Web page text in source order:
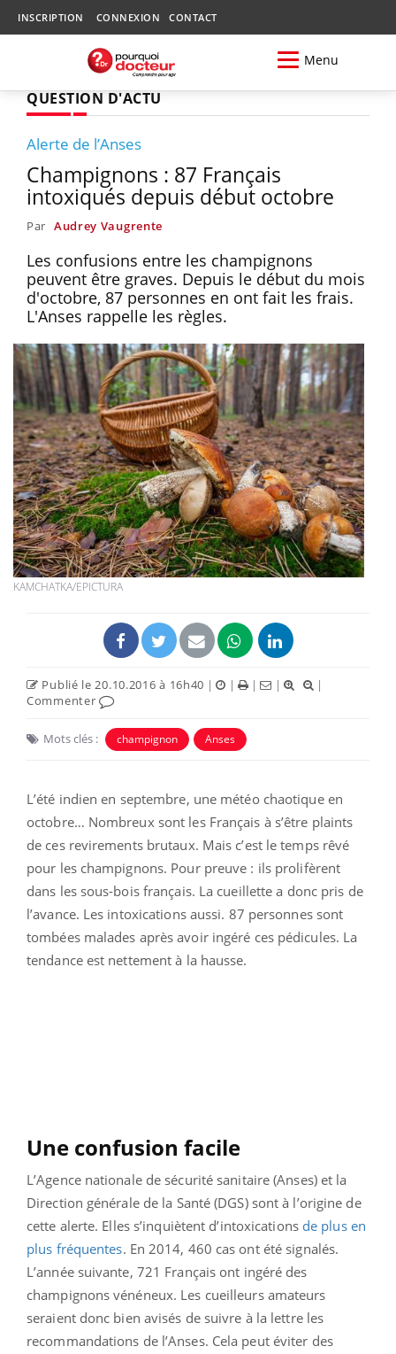
INSCRIPTION CONNEXION CONTACT
Menu
QUESTION D'ACTU
Alerte de l’Anses
Champignons : 87 Français
intoxiqués depuis début octobre
Par Audrey Vaugrente
Les confusions entre les champignons
peuvent être graves. Depuis le début du mois
d'octobre, 87 personnes en ont fait les frais.
L'Anses rappelle les règles.
KAMCHATKA/EPICTURA
Publié le 20.10.2016 à 16h40 | | | |
|
Commenter
Mots clés : champignon Anses
L’été indien en septembre, une météo chaotique en
octobre… Nombreux sont les Français à s’être plaints
de ces revirements brutaux. Mais c’est le temps rêvé
pour les champignons. Pour preuve : ils prolifèrent
dans les sous-bois français. La cueillette a donc pris de
l’avance. Les intoxications aussi. 87 personnes sont
tombées malades après avoir ingéré ces pédicules. La
tendance est nettement à la hausse.
Une confusion facile
L’Agence nationale de sécurité sanitaire (Anses) et la
Direction générale de la Santé (DGS) sont à l’origine de
cette alerte. Elles s’inquiètent d’intoxications de plus en
plus fréquentes. En 2014, 460 cas ont été signalés.
L’année suivante, 721 Français ont ingéré des
champignons vénéneux. Les cueilleurs amateurs
seraient donc bien avisés de suivre à la lettre les
recommandations de l’Anses. Cela peut éviter des